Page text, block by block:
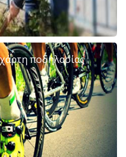
ποδηλασίας